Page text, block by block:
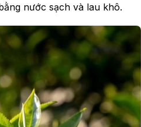
nước sạch và lau khô.